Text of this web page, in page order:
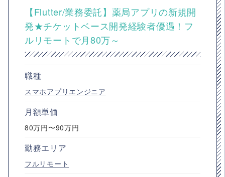
【Flutter/業務委託】薬局アプリの新規開
発★チケットベース開発経験者優遇！フ
ルリモートで月80万～
職種
スマホアプリエンジニア
月額単価
80万円〜90万円
勤務エリア
フルリモート